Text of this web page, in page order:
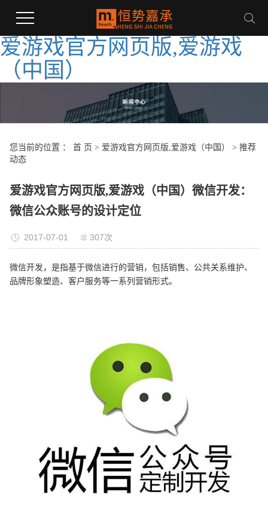
爱游戏官方网页版,爱游戏
（中国）
您当前的位置 ： 首 页 > 爱游戏官方网页版,爱游戏（中国） > 推荐
动态
爱游戏官方网页版,爱游戏（中国）微信开发：
微信公众账号的设计定位
2017-07-01 307次
微信开发，是指基于微信进行的营销，包括销售、公共关系维护、
品牌形象塑造、客户服务等一系列营销形式。